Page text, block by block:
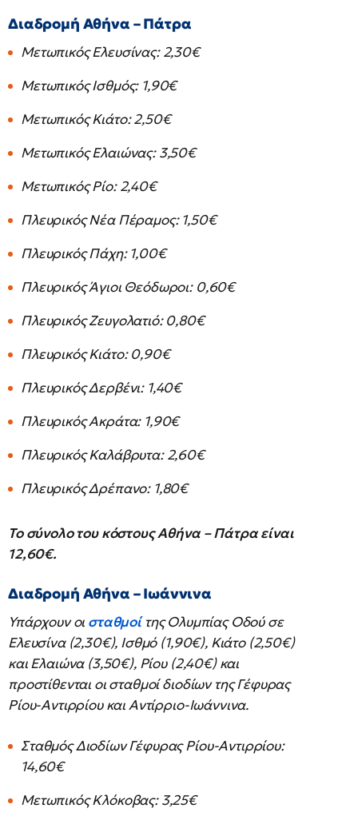
Διαδρομή Αθήνα – Πάτρα
Μετωπικός Ελευσίνας: 2,30€
Μετωπικός Ισθμός: 1,90€
Μετωπικός Κιάτο: 2,50€
Μετωπικός Ελαιώνας: 3,50€
Μετωπικός Ρίο: 2,40€
Πλευρικός Νέα Πέραμος: 1,50€
Πλευρικός Πάχη: 1,00€
Πλευρικός Άγιοι Θεόδωροι: 0,60€
Πλευρικός Ζευγολατιό: 0,80€
Πλευρικός Κιάτο: 0,90€
Πλευρικός Δερβένι: 1,40€
Πλευρικός Ακράτα: 1,90€
Πλευρικός Καλάβρυτα: 2,60€
Πλευρικός Δρέπανο: 1,80€
Το σύνολο του κόστους Αθήνα – Πάτρα είναι
12,60€.
Διαδρομή Αθήνα – Ιωάννινα
Υπάρχουν οι σταθμοίτης Ολυμπίας Οδού σε
Ελευσίνα (2,30€), Ισθμό (1,90€), Κιάτο (2,50€)
και Ελαιώνα (3,50€), Ρίου (2,40€) και
προστίθενται οι σταθμοί διοδίων της Γέφυρας
Ρίου-Αντιρρίου και Αντίρριο-Ιωάννινα.
Σταθμός Διοδίων Γέφυρας Ρίου-Αντιρρίου:
14,60€
Μετωπικός Κλόκοβας: 3,25€